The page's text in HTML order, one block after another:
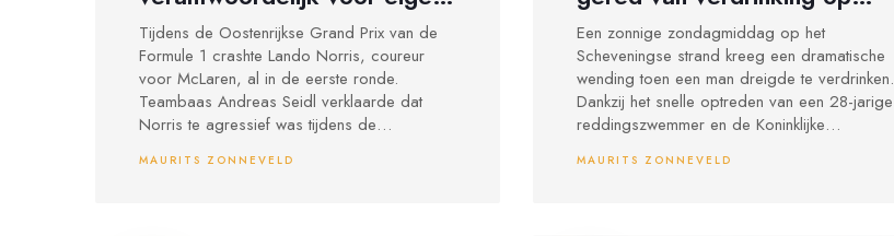
uitschakeling bij Grand Prix
van Oostenrijk
Tijdens de Oostenrijkse Grand Prix van de
Formule 1 crashte Lando Norris, coureur
voor McLaren, al in de eerste ronde.
Teambaas Andreas Seidl verklaarde dat
Norris te agressief was tijdens de
Pierre Gasly's AlphaTauri. Norris zelf
MAURITS ZONNEVELD
Scheveningse strand
Een zonnige zondagmiddag op het
Scheveningse strand kreeg een dramatische
wending toen een man dreigde te verdrinken.
Dankzij het snelle optreden van een 28-jarige
reddingszwemmer en de Koninklijke
kon de man op tijd uit het water worden
MAURITS ZONNEVELD